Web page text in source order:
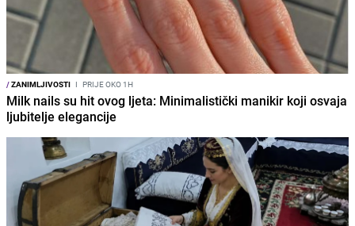
/ZANIMLJIVOSTI I PRIJE OKO 1H
Milk nails su hit ovog ljeta: Minimalistički manikir koji osvaja
ljubitelje elegancije